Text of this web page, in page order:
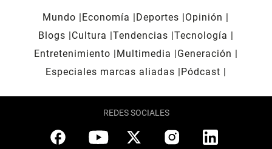
Mundo Economía Deportes
Opinión
Blogs
Cultura Tendencias Tecnología
Entretenimiento
Multimedia
Generación
Especiales marcas aliadas
Pódcast
REDES SOCIALES